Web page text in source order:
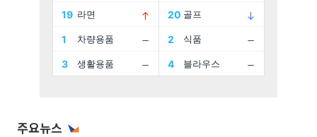
주요뉴스